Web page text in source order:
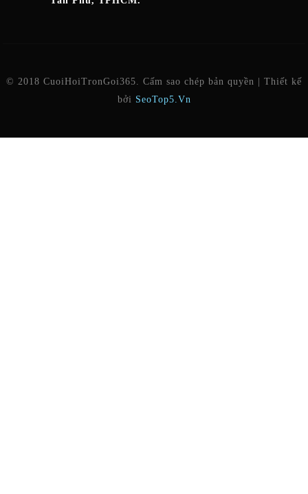
© 2018 CuoiHoiTronGoi365. Cấm sao chép bản quyền | Thiết kế
bởi SeoTop5.Vn